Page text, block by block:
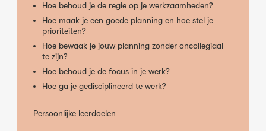
Hoe behoud je de regie op je werkzaamheden?
Hoe maak je een goede planning en hoe stel je
prioriteiten?
Hoe bewaak je jouw planning zonder oncollegiaal
te zijn?
Hoe behoud je de focus in je werk?
Hoe ga je gedisciplineerd te werk?
Persoonlijke leerdoelen